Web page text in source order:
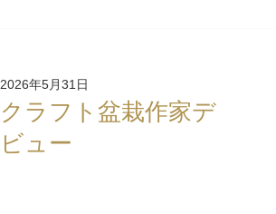
2026年5月31日
クラフト盆栽作家デ
ビュー